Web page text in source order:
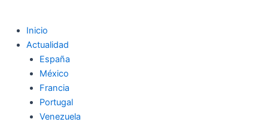
Inicio
Actualidad
España
México
Francia
Portugal
Venezuela